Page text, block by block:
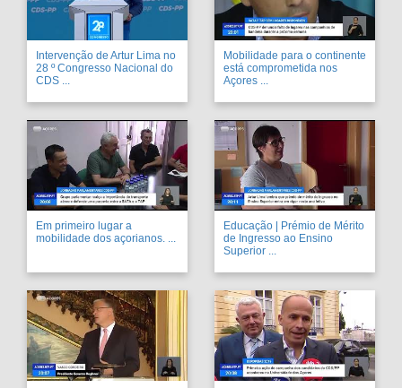
Intervenção de Artur Lima no
28 º Congresso Nacional do
CDS ...
Mobilidade para o continente
está comprometida nos
Açores ...
Em primeiro lugar a
mobilidade dos açorianos. ...
Educação | Prémio de Mérito
de Ingresso ao Ensino
Superior ...